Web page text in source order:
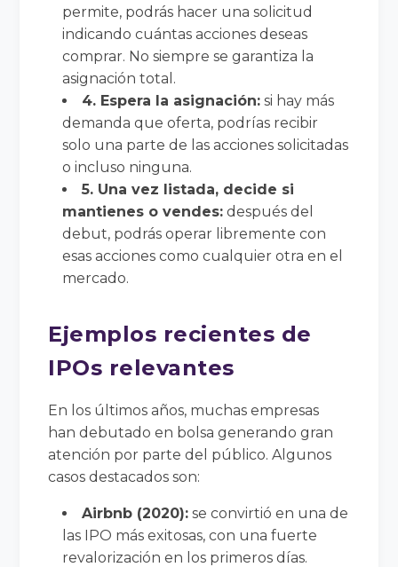
permite, podrás hacer una solicitud
indicando cuántas acciones deseas
comprar. No siempre se garantiza la
asignación total.
4. Espera la asignación: si hay más
demanda que oferta, podrías recibir
solo una parte de las acciones solicitadas
o incluso ninguna.
5. Una vez listada, decide si
mantienes o vendes: después del
debut, podrás operar libremente con
esas acciones como cualquier otra en el
mercado.
Ejemplos recientes de
IPOs relevantes
En los últimos años, muchas empresas
han debutado en bolsa generando gran
atención por parte del público. Algunos
casos destacados son:
Airbnb (2020): se convirtió en una de
las IPO más exitosas, con una fuerte
revalorización en los primeros días.